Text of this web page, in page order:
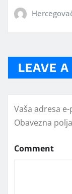
LEAVE A
Vaša adresa
Obavezna
Comment